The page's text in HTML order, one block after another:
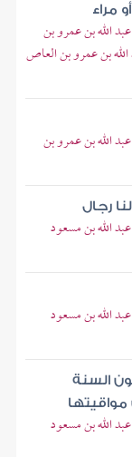
مراء
الله بن عمرو بن
بن عمرو بن العاص
الله بن عمرو بن
رجال
الله بن مسعود
الله بن مسعود
السنة
الله بن مسعود